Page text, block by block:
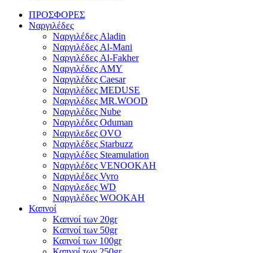
ΠΡΟΣΦΟΡΕΣ
Ναργιλέδες
Ναργιλέδες Aladin
Ναργιλέδες Al-Mani
Ναργιλέδες Al-Fakher
Ναργιλέδες AΜΥ
Ναργιλέδες Caesar
Ναργιλέδες MEDUSE
Ναργιλέδες MR.WOOD
Ναργιλέδες Nube
Ναργιλέδες Oduman
Ναργιλεδες OVO
Ναργιλέδες Starbuzz
Ναργιλέδες Steamulation
Ναργιλέδες VENOOKAH
Ναργιλέδες Vyro
Ναργιλεδες WD
Ναργιλέδες WOOKAH
Καπνοί
Kαπνοί των 20gr
Kαπνοί των 50gr
Καπνοί των 100gr